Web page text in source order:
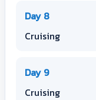
Day 8
Cruising
Day 9
Cruising